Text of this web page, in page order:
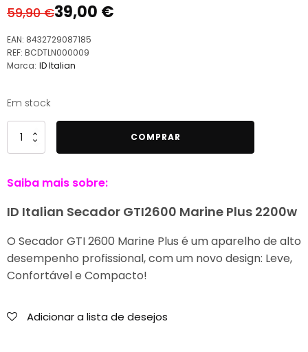
59,90€
O
preço
original
era:
39,00 €
O
preço
atual
é:
EAN: 8432729087185
REF: BCDTLN000009
Marca: ID Italian
Em stock
Quantidade
de
Italian
GTI2600
2200w
COMPRAR
Saiba mais sobre:
ID Italian Secador GTI2600 Marine Plus 2200w
O Secador GTI 2600 Marine Plus é um aparelho de alto
desempenho profissional, com um novo design: Leve,
Confortável e Compacto!
Adicionar a lista de desejos